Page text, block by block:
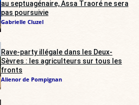
au septuagénaire, Assa Traoré ne sera
pas poursuivie
Gabrielle Cluzel
Rave-party illégale dans les Deux-
Sèvres : les agriculteurs sur tous les
fronts
Alienor de Pompignan